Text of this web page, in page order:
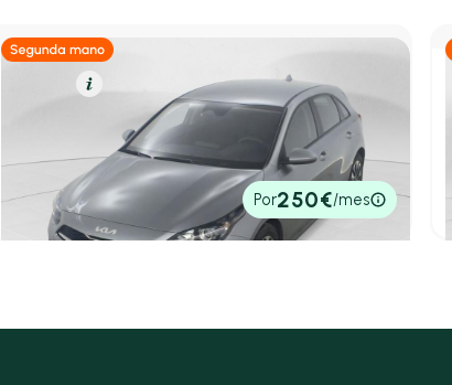
Berlina 1.0 T-GDI 74KW CONCEPT 100 5P
2025 13.585 km 100cvManual
17.623€
P.V.P. contado
Por250€/mes